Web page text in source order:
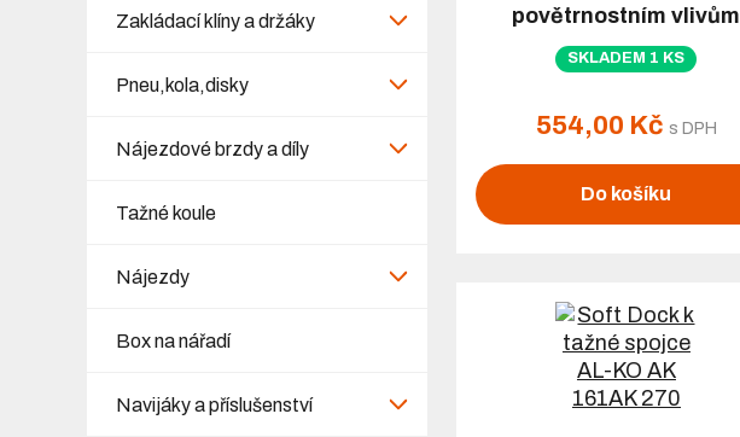
Zakládací klíny a držáky
Pneu,kola,disky
Nájezdové brzdy a díly
Tažné koule
Nájezdy
Box na nářadí
Navijáky a příslušenství
povětrnostním vlivům
SKLADEM 1 KS
554,00 Kč s DPH
Do košíku